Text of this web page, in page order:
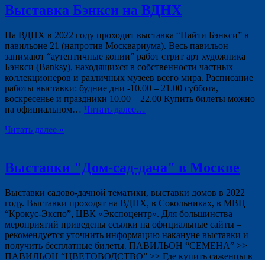
Выставка Бэнкси на ВДНХ
На ВДНХ в 2022 году проходит выставка “Найти Бэнкси” в
павильоне 21 (напротив Москвариума). Весь павильон
занимают “аутентичные копии” работ стрит арт художника
Бэнкси (Banksy), находящихся в собственности частных
коллекционеров и различных музеев всего мира. Расписание
работы выставки: будние дни -10.00 – 21.00 суббота,
воскресенье и праздники 10.00 – 22.00 Купить билеты можно
на официальном… Читать далее…
Читать далее »
Выставки "Дом-сад-дача" в Москве
Выставки садово-дачной тематики, выставки домов в 2022
году. Выставки проходят на ВДНХ, в Сокольниках, в МВЦ
“Крокус-Экспо”, ЦВК «Экспоцентр». Для большинства
мероприятий приведены ссылки на официальные сайты –
рекомендуется уточнить информацию накануне выставки и
получить бесплатные билеты. ПАВИЛЬОН “СЕМЕНА” >>
ПАВИЛЬОН “ЦВЕТОВОДСТВО” >> Где купить саженцы в